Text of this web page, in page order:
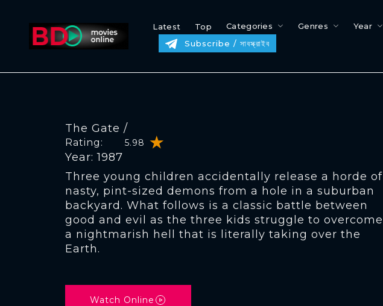
Latest Top Categories Genres Year
Subscribe / সাবস্ক্রাইব
The Gate /
Rating: 5.98
Year: 1987
Three young children accidentally release a horde of
nasty, pint-sized demons from a hole in a suburban
backyard. What follows is a classic battle between
good and evil as the three kids struggle to overcome
a nightmarish hell that is literally taking over the
Earth.
Watch Online